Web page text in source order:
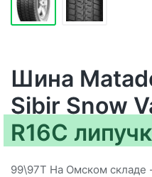
Шина
Sibir Snow
R16C
99\97T На Омском складе -